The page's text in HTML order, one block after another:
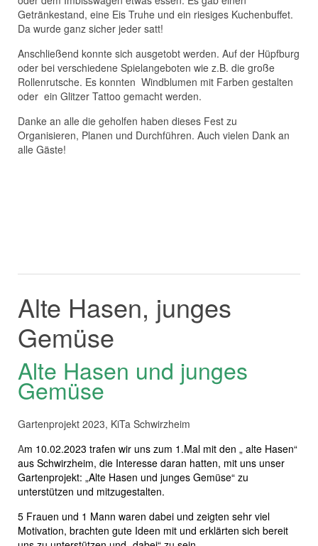
Getränkestand, eine Eis Truhe und ein riesiges Kuchenbuffet.
Da wurde ganz sicher jeder satt!
Anschließend konnte sich ausgetobt werden. Auf der Hüpfburg
oder bei verschiedene Spielangeboten wie z.B. die große
Rollenrutsche. Es konnten Windblumen mit Farben gestalten
oder ein Glitzer Tattoo gemacht werden.
Danke an alle die geholfen haben dieses Fest zu
Organisieren, Planen und Durchführen. Auch vielen Dank an
alle Gäste!
Alte Hasen, junges
Gemüse
Alte Hasen und junges
Gemüse
Gartenprojekt 2023, KiTa Schwirzheim
Am 10.02.2023 trafen wir uns zum 1.Mal mit den „ alte Hasen“
aus Schwirzheim, die Interesse daran hatten, mit uns unser
Gartenprojekt: „Alte Hasen und junges Gemüse“ zu
unterstützen und mitzugestalten.
5 Frauen und 1 Mann waren dabei und zeigten sehr viel
Motivation, brachten gute Ideen mit und erklärten sich bereit